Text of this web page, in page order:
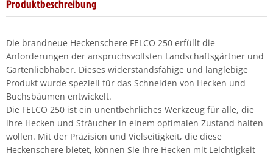
Produktbeschreibung
Die brandneue Heckenschere FELCO 250 erfüllt die
Anforderungen der anspruchsvollsten Landschaftsgärtner und
Gartenliebhaber. Dieses widerstandsfähige und langlebige
Produkt wurde speziell für das Schneiden von Hecken und
Buchsbäumen entwickelt.
Die FELCO 250 ist ein unentbehrliches Werkzeug für alle, die
ihre Hecken und Sträucher in einem optimalen Zustand halten
wollen. Mit der Präzision und Vielseitigkeit, die diese
Heckenschere bietet, können Sie Ihre Hecken mit Leichtigkeit